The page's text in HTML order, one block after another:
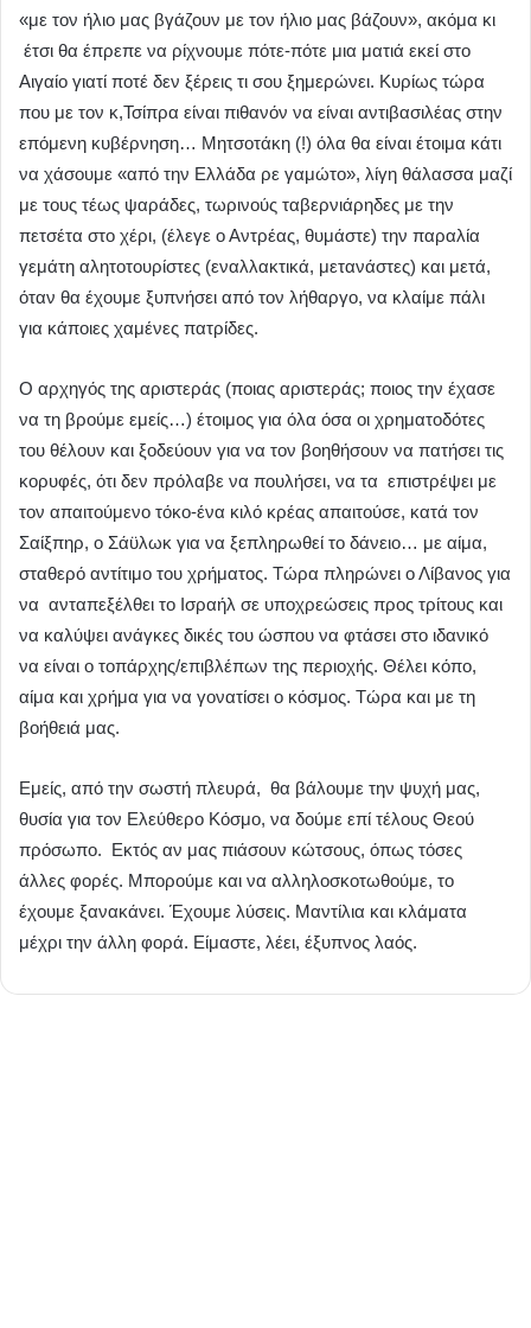
«με τον ήλιο μας βγάζουν με τον ήλιο μας βάζουν», ακόμα κι
έτσι θα έπρεπε να ρίχνουμε πότε-πότε μια ματιά εκεί στο
Αιγαίο γιατί ποτέ δεν ξέρεις τι σου ξημερώνει. Κυρίως τώρα
που με τον κ,Τσίπρα είναι πιθανόν να είναι αντιβασιλέας στην
επόμενη κυβέρνηση… Μητσοτάκη (!) όλα θα είναι έτοιμα κάτι
να χάσουμε «από την Ελλάδα ρε γαμώτο», λίγη θάλασσα μαζί
με τους τέως ψαράδες, τωρινούς ταβερνιάρηδες με την
πετσέτα στο χέρι, (έλεγε ο Αντρέας, θυμάστε) την παραλία
γεμάτη αλητοτουρίστες (εναλλακτικά, μετανάστες) και μετά,
όταν θα έχουμε ξυπνήσει από τον λήθαργο, να κλαίμε πάλι
για κάποιες χαμένες πατρίδες.
Ο αρχηγός της αριστεράς (ποιας αριστεράς; ποιος την έχασε
να τη βρούμε εμείς…) έτοιμος για όλα όσα οι χρηματοδότες
του θέλουν και ξοδεύουν για να τον βοηθήσουν να πατήσει τις
κορυφές, ότι δεν πρόλαβε να πουλήσει, να τα επιστρέψει με
τον απαιτούμενο τόκο-ένα κιλό κρέας απαιτούσε, κατά τον
Σαίξπηρ, ο Σάϋλωκ για να ξεπληρωθεί το δάνειο… με αίμα,
σταθερό αντίτιμο του χρήματος. Τώρα πληρώνει ο Λίβανος για
να ανταπεξέλθει το Ισραήλ σε υποχρεώσεις προς τρίτους και
να καλύψει ανάγκες δικές του ώσπου να φτάσει στο ιδανικό
να είναι ο τοπάρχης/επιβλέπων της περιοχής. Θέλει κόπο,
αίμα και χρήμα για να γονατίσει ο κόσμος. Τώρα και με τη
βοήθειά μας.
Εμείς, από την σωστή πλευρά, θα βάλουμε την ψυχή μας,
θυσία για τον Ελεύθερο Κόσμο, να δούμε επί τέλους Θεού
πρόσωπο. Εκτός αν μας πιάσουν κώτσους, όπως τόσες
άλλες φορές. Μπορούμε και να αλληλοσκοτωθούμε, το
έχουμε ξανακάνει. Έχουμε λύσεις. Μαντίλια και κλάματα
μέχρι την άλλη φορά. Είμαστε, λέει, έξυπνος λαός.